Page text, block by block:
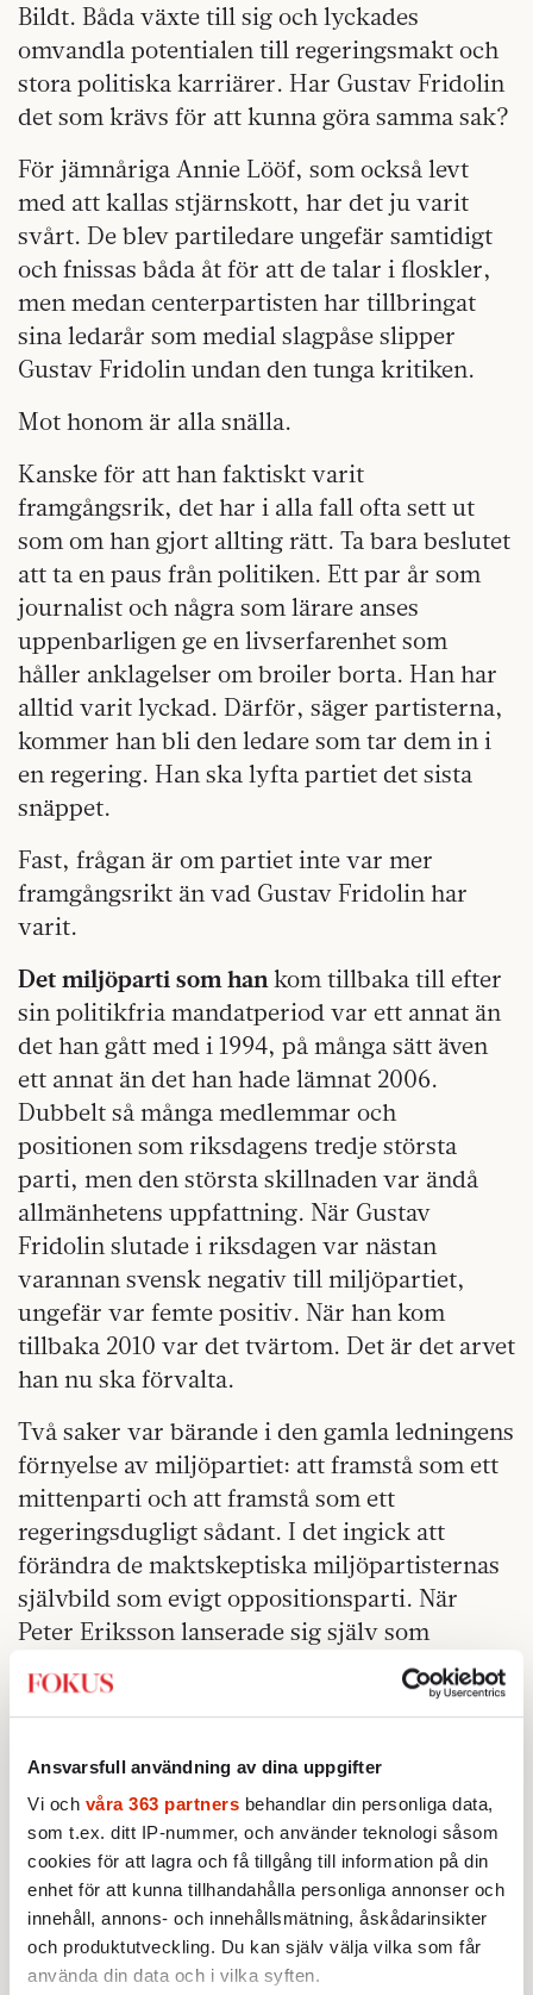
Ansvarsfull användning av dina uppgifter
Vi och våra 363 partners behandlar din personliga data,
som t.ex. ditt IP-nummer, och använder teknologi såsom
cookies för att lagra och få tillgång till information på din
enhet för att kunna tillhandahålla personliga annonser och
innehåll, annons- och innehållsmätning, åskådarinsikter
och produktutveckling. Du kan själv välja vilka som får
använda din data och i vilka syften.
Bildt. Båda växte till sig och lyckades
omvandla potentialen till regeringsmakt och
stora politiska karriärer. Har Gustav Fridolin
det som krävs för att kunna göra samma sak?
För jämnåriga Annie Lööf, som också levt
med att kallas stjärnskott, har det ju varit
svårt. De blev partiledare ungefär samtidigt
och fnissas båda åt för att de talar i floskler,
men medan centerpartisten har tillbringat
sina ledarår som medial slagpåse slipper
Gustav Fridolin undan den tunga kritiken.
Mot honom är alla snälla.
Kanske för att han faktiskt varit
framgångsrik, det har i alla fall ofta sett ut
som om han gjort allting rätt. Ta bara beslutet
att ta en paus från politiken. Ett par år som
journalist och några som lärare anses
uppenbarligen ge en livserfarenhet som
håller anklagelser om broiler borta. Han har
alltid varit lyckad. Därför, säger partisterna,
kommer han bli den ledare som tar dem in i
en regering. Han ska lyfta partiet det sista
snäppet.
Fast, frågan är om partiet inte var mer
framgångsrikt än vad Gustav Fridolin har
varit.
Det miljöparti som hankom tillbaka till efter
sin politikfria mandatperiod var ett annat än
det han gått med i 1994, på många sätt även
ett annat än det han hade lämnat 2006.
Dubbelt så många medlemmar och
positionen som riksdagens tredje största
parti, men den största skillnaden var ändå
allmänhetens uppfattning. När Gustav
Fridolin slutade i riksdagen var nästan
varannan svensk negativ till miljöpartiet,
ungefär var femte positiv. När han kom
tillbaka 2010 var det tvärtom. Det är det arvet
han nu ska förvalta.
Två saker var bärande i den gamla ledningens
förnyelse av miljöpartiet: att framstå som ett
mittenparti och att framstå som ett
regeringsdugligt sådant. I det ingick att
förändra de maktskeptiska miljöpartisternas
självbild som evigt oppositionsparti. När
Peter Eriksson lanserade sig själv som
opinionssiffrorna runt två procent. Eriksson
vara stödparti till socialdemokraterna. Maria
Wetterstrand valdes som hans kollega
eftersom hon inte ansågs lika fixerad vid
regeringsmakt. Hon anslöt sig ändå till Peter
Erikssons tänkesätt och efter valet gick de
bakom ryggen på socialdemokraterna och
förhandlade med mittenpartierna. Vilket